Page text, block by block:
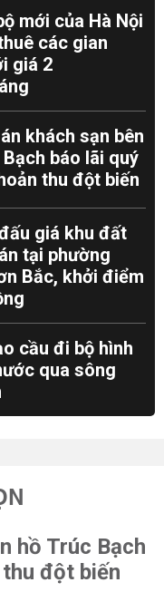
mới của Hà Nội
các gian
giá 2
khách sạn bên
báo lãi quý
thu đột biến
giá khu đất
tại phường
Bắc, khởi điểm
cầu đi bộ hình
qua sông
hồ Trúc Bạch
đột biến